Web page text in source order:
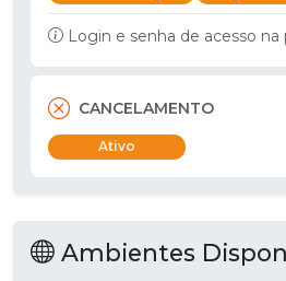
Login e senha de acesso na
CANCELAMENTO
Ativo
Ambientes